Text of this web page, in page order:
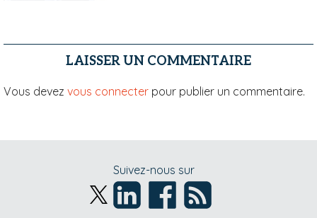
LAISSER UN COMMENTAIRE
Vous devez vous connecter pour publier un commentaire.
Suivez-nous sur